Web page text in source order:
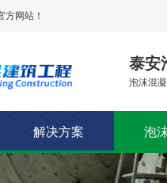
方网站！
泰安
泡沫混
解决方案 泡